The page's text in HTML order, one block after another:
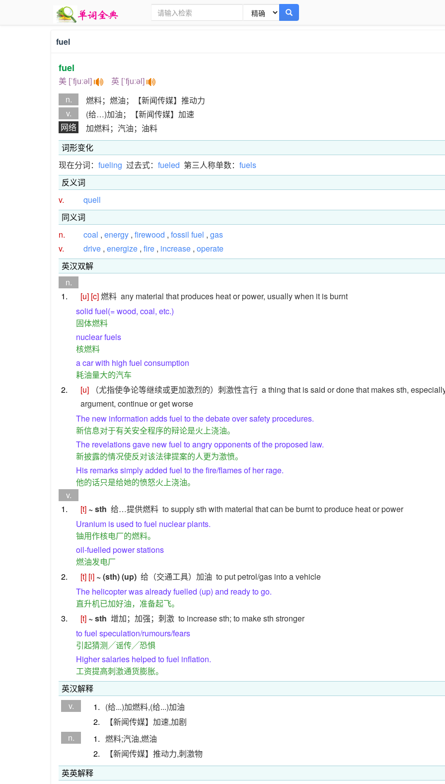
fuel
fuel
美 [ˈfjuːəl] 英 [ˈfjuːəl]
n.
燃料；燃油；【新闻传媒】推动力
v.
(给…)加油；【新闻传媒】加速
网络
加燃料；汽油；油料
词形变化
现在分词： fueling 过去式： fueled 第三人称单数： fuels
反义词
v.
quell
同义词
n.
coal , energy , firewood , fossil fuel , gas
v.
drive , energize , fire , increase , operate
英汉双解
n.
1.
[u] [c]燃料 any material that produces heat or power, usually when it is burnt
solid fuel(= wood, coal, etc.)
固体燃料
nuclear fuels
核燃料
a car with high fuel consumption
耗油量大的汽车
2.
[u] （尤指使争论等继续或更加激烈的）刺激性言行 a thing that is said or done that makes sth,
argument, continue or get worse
The new information adds fuel to the debate over safety procedures.
新信息对于有关安全程序的辩论是火上浇油。
The revelations gave new fuel to angry opponents of the proposed law.
新披露的情况使反对该法律提案的人更为激愤。
His remarks simply added fuel to the fire/flames of her rage.
他的话只是给她的愤怒火上浇油。
v.
1.
[t] ~ sth 给…提供燃料 to supply sth with material that can be burnt to produce heat or power
Uranium is used to fuel nuclear plants.
铀用作核电厂的燃料。
oil-fuelled power stations
燃油发电厂
2.
[t] [i] ~ (sth) (up) 给（交通工具）加油 to put petrol/gas into a vehicle
The helicopter was already fuelled (up) and ready to go.
直升机已加好油，准备起飞。
3.
[t] ~ sth 增加；加强；刺激 to increase sth; to make sth stronger
to fuel speculation/rumours/fears
引起猜测╱谣传╱恐惧
Higher salaries helped to fuel inflation.
工资提高刺激通货膨胀。
英汉解释
v.
1. (给...)加燃料,(给...)加油
2.
【新闻传媒】加速,加剧
n.
1. 燃料;汽油,燃油
2.
【新闻传媒】推动力,刺激物
英英解释